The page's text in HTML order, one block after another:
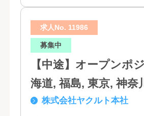
求人No. 11986
募集中
【中途】オープンポジ
海道, 福島, 東京, 神奈
岡, 大阪, 兵庫, 福岡, 佐
株式会社ヤクルト本社